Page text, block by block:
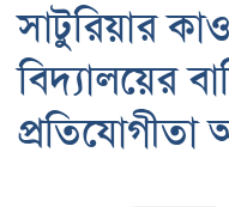
সাটুরিয়ার
বিদ্যালয়ের
প্রতিযোগীতা